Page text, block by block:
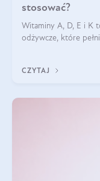
stosować?
Witaminy A, D, E i K
odżywcze, które
CZYTAJ